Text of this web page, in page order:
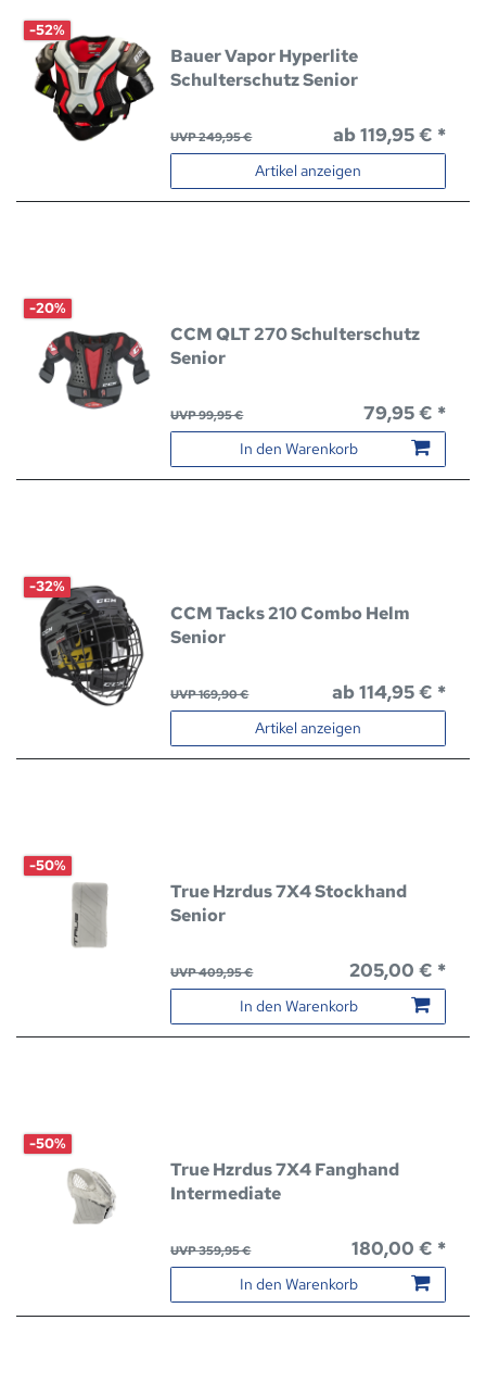
-52%
Bauer Vapor Hyperlite
Schulterschutz Senior
UVP 249,95 € ab 119,95 € *
Artikel anzeigen
-20%
CCM QLT 270 Schulterschutz
Senior
UVP 99,95 € 79,95 € *
In den Warenkorb
-32%
CCM Tacks 210 Combo Helm
Senior
UVP 169,90 € ab 114,95 € *
Artikel anzeigen
-50%
True Hzrdus 7X4 Stockhand
Senior
UVP 409,95 € 205,00 € *
In den Warenkorb
-50%
True Hzrdus 7X4 Fanghand
Intermediate
UVP 359,95 € 180,00 € *
In den Warenkorb